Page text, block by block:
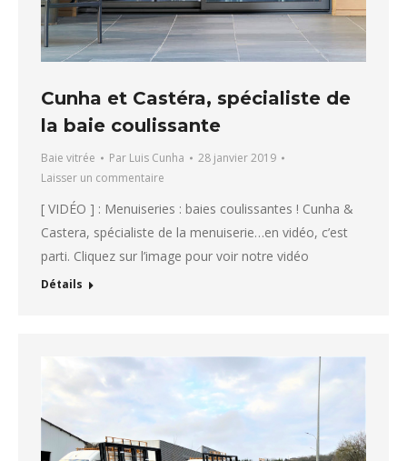
Cunha et Castéra, spécialiste de
la baie coulissante
Baie vitrée Par Luis Cunha
28 janvier 2019
Laisser un commentaire
[ VIDÉO ] : Menuiseries : baies coulissantes ! Cunha &
Castera, spécialiste de la menuiserie…en vidéo, c’est
parti. Cliquez sur l’image pour voir notre vidéo
Détails